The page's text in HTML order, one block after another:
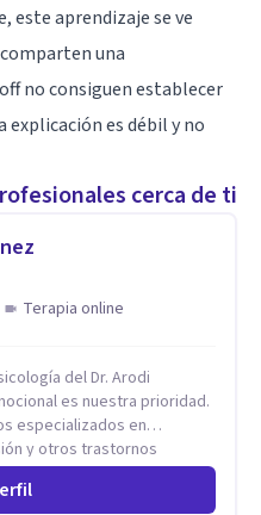
este aprendizaje se ve
una
no consiguen establecer
es débil y no
cerca de ti
Terapia online
del Dr. Arodi
es nuestra prioridad.
especializados en
y otros trastornos
a ofrecerte el mejor
nuestro